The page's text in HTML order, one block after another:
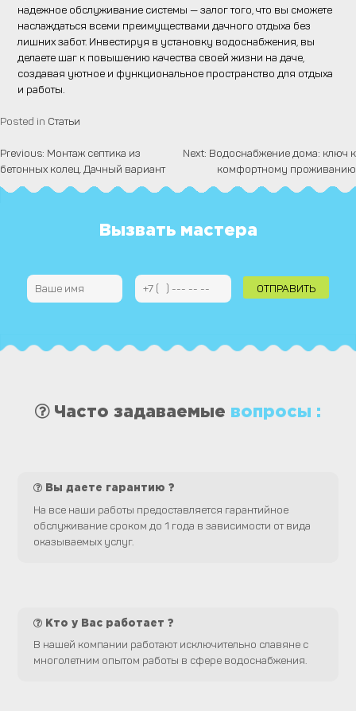
надежное обслуживание системы — залог того, что вы сможете
наслаждаться всеми преимуществами дачного отдыха без
лишних забот. Инвестируя в установку водоснабжения, вы
делаете шаг к повышению качества своей жизни на даче,
создавая уютное и функциональное пространство для отдыха
и работы.
Posted in Статьи
Навигация
Previous: Монтаж септика из
бетонных колец. Дачный вариант
Next: Водоснабжение дома: ключ к
комфортному проживанию
Вызвать мастера
Часто задаваемые вопросы :
Вы даете гарантию ?
На все наши работы предоставляется гарантийное
обслуживание сроком до 1 года в зависимости от вида
оказываемых услуг.
Кто у Вас работает ?
В нашей компании работают исключительно славяне с
многолетним опытом работы в сфере водоснабжения.